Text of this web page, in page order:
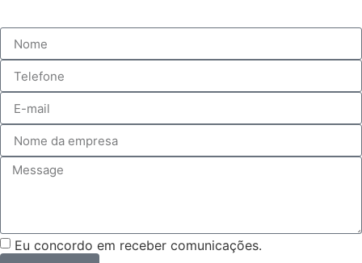
Eu concordo em receber comunicações.